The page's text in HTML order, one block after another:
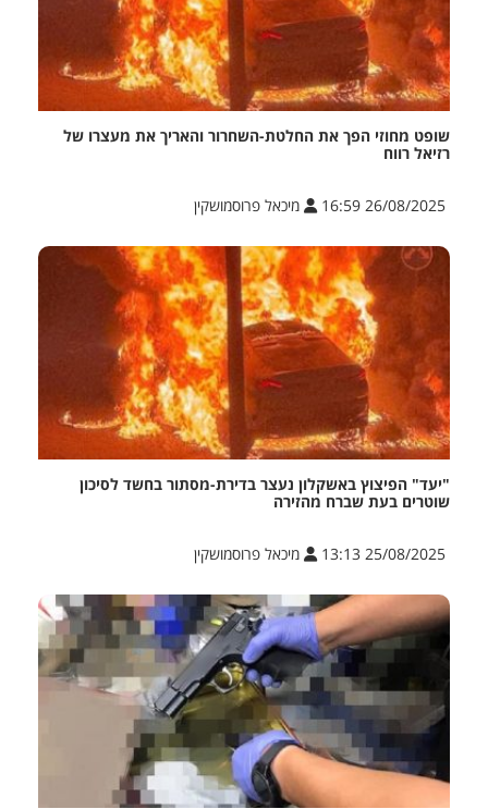
שופט מחוזי הפך את החלטת-השחרור והאריך את מעצרו של
רזיאל רווח
26/08/2025 16:59 מיכאל פרוסמושקין
"יעד" הפיצוץ באשקלון נעצר בדירת-מסתור בחשד לסיכון
שוטרים בעת שברח מהזירה
25/08/2025 13:13 מיכאל פרוסמושקין